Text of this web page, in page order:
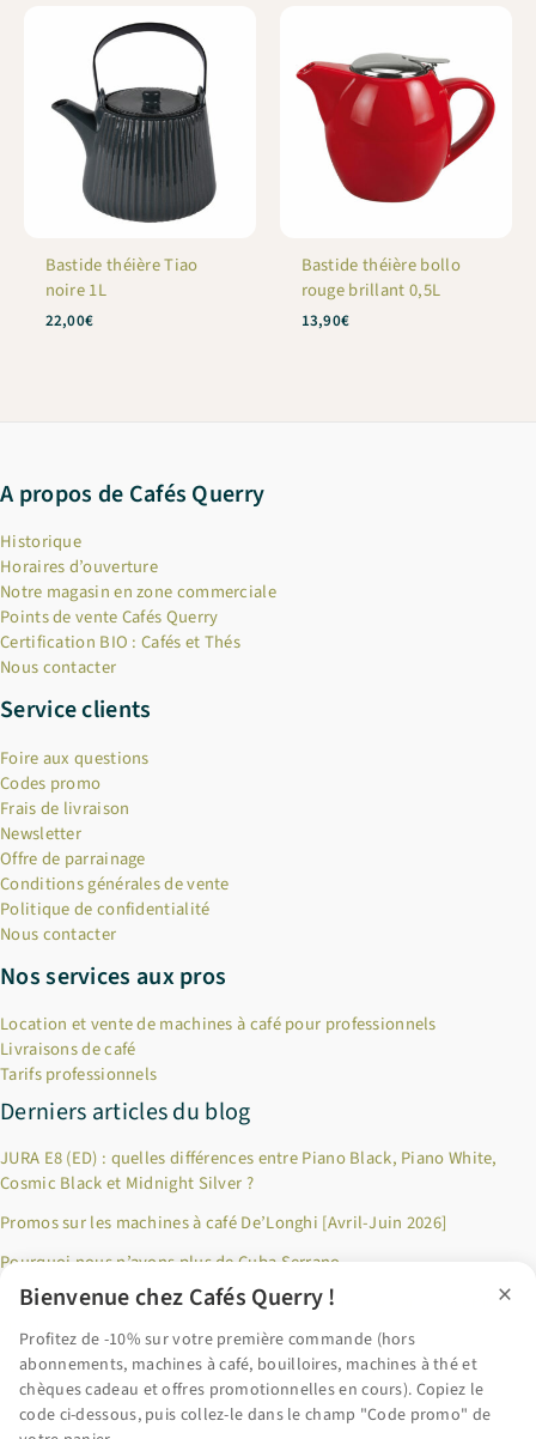
Bastide théière Tiao
noire 1L
22,00€
Bastide théière bollo
rouge brillant 0,5L
13,90€
A propos de Cafés Querry
Historique
Horaires d’ouverture
Notre magasin en zone commerciale
Points de vente Cafés Querry
Certification BIO : Cafés et Thés
Nous contacter
Service clients
Foire aux questions
Codes promo
Frais de livraison
Newsletter
Offre de parrainage
Conditions générales de vente
Politique de confidentialité
Nous contacter
Nos services aux pros
Location et vente de machines à café pour professionnels
Livraisons de café
Tarifs professionnels
Derniers articles du blog
JURA E8 (ED) : quelles différences entre Piano Black, Piano White,
Cosmic Black et Midnight Silver ?
Promos sur les machines à café De’Longhi [Avril-Juin 2026]
Pourquoi nous n’avons plus de Cuba Serrano
Jusqu’à 100€ remboursés sur les produits Riviera & Bar ! [Décembre
2024]
Pourquoi privilégier le café en grains fraîchement torréfié ?
Accéder au blog
×
Bienvenue chez Cafés Querry !
Profitez de -10% sur votre première commande (hors
abonnements, machines à café, bouilloires, machines à thé et
chèques cadeau et offres promotionnelles en cours). Copiez le
code ci-dessous, puis collez-le dans le champ "Code promo" de